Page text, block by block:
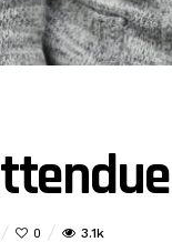
0 3.1k